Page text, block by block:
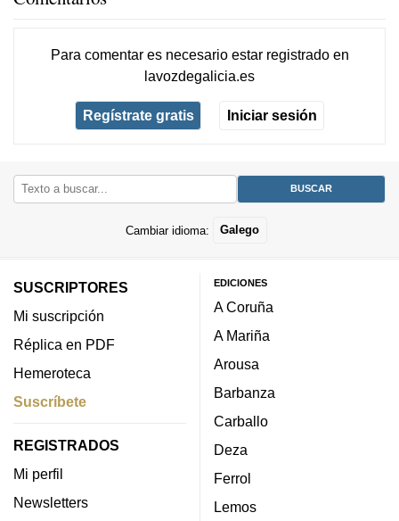
Para comentar es necesario estar registradoen
lavozdegalicia.es
Regístrate gratis Iniciar sesión
Cambiar idioma: Galego
SUSCRIPTORES
Mi suscripción
Réplica en PDF
Hemeroteca
Suscríbete
REGISTRADOS
Mi perfil
Newsletters
EDICIONES
A Coruña
A Mariña
Arousa
Barbanza
Carballo
Deza
Ferrol
Lemos